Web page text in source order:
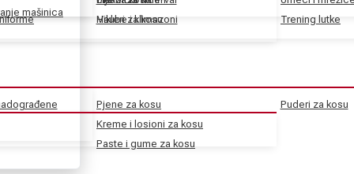
mašinica
Haube i klimazoni
Pjene za kosu
Kreme i losioni za kosu
Paste i gume za kosu
Puderi za kosu
Vikleri za kosu
Trening lutke